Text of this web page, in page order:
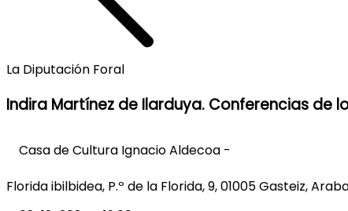
La Diputación Foral
Indira Martínez de Ilarduya. Conferencias de
Casa de Cultura Ignacio Aldecoa -
Florida ibilbidea, P.º de la Florida, 9, 01005 Gasteiz,